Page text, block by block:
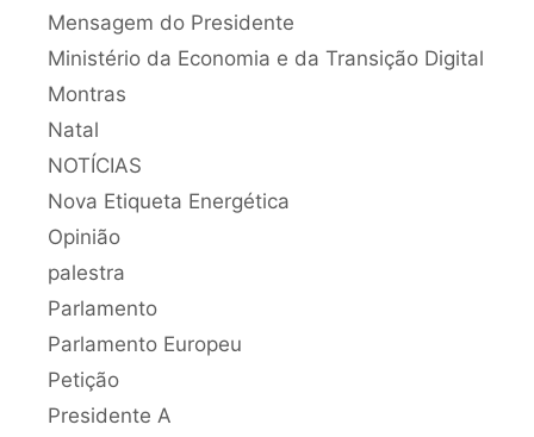
Mensagem do Presidente
Ministério da Economia e da Transição Digital
Montras
Natal
NOTÍCIAS
Nova Etiqueta Energética
Opinião
palestra
Parlamento
Parlamento Europeu
Petição
Presidente A